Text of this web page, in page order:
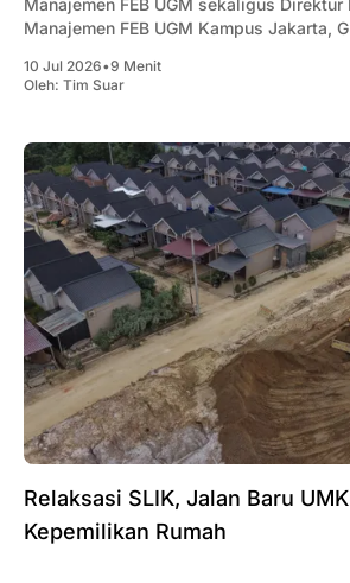
Manajemen FEB UGM Kampus Jakarta,
10 Jul 2026•9 Menit
Oleh: Tim Suar
Relaksasi SLIK, Jalan Baru
Kepemilikan Rumah